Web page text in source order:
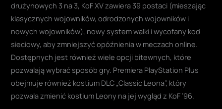
drużynowych 3 na 3, KoF XV zawiera 39 postaci (mieszając
klasycznych wojowników, odrodzonych wojowników i
nowych wojowników), nowy system walki i wycofany kod
sieciowy, aby zmniejszyć opóźnienia w meczach online.
Dostępnych jest również wiele opcji bitewnych, które
pozwalają wybrać sposób gry. Premiera PlayStation Plus
obejmuje również kostium DLC „Classic Leona”, który
pozwala zmienić kostium Leony na jej wygląd z KoF ’96.